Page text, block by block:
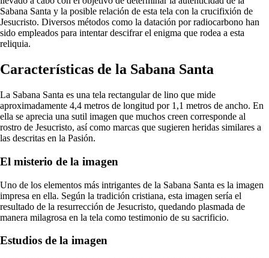
Sabana Santa y la posible relación de esta tela con la crucifixión de
Jesucristo. Diversos métodos como la datación por radiocarbono han
sido empleados para intentar descifrar el enigma que rodea a esta
reliquia.
Características de la Sabana Santa
La Sabana Santa es una tela rectangular de lino que mide
aproximadamente 4,4 metros de longitud por 1,1 metros de ancho. En
ella se aprecia una sutil imagen que muchos creen corresponde al
rostro de Jesucristo, así como marcas que sugieren heridas similares a
las descritas en la Pasión.
El misterio de la imagen
Uno de los elementos más intrigantes de la Sabana Santa es la imagen
impresa en ella. Según la tradición cristiana, esta imagen sería el
resultado de la resurrección de Jesucristo, quedando plasmada de
manera milagrosa en la tela como testimonio de su sacrificio.
Estudios de la imagen